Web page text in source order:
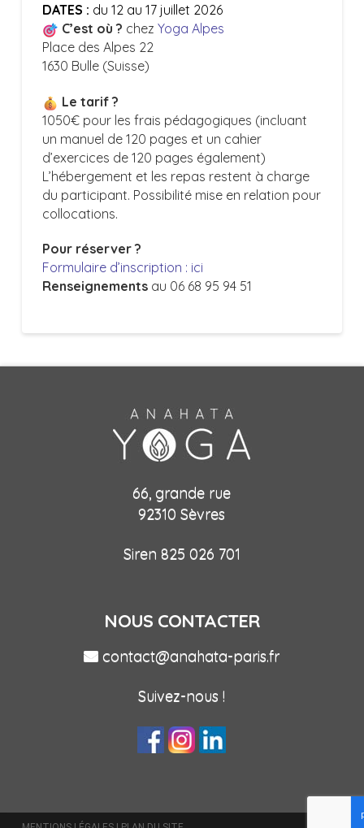
DATES : du 12 au 17 juillet 2026
C’est où ? chez Yoga Alpes
Place des Alpes 22
1630 Bulle (Suisse)
Le tarif ?
1050€ pour les frais pédagogiques (incluant
un manuel de 120 pages et un cahier
d’exercices de 120 pages également)
L’hébergement et les repas restent à charge
du participant. Possibilité mise en relation pour
collocations.
Pour réserver ?
Formulaire d’inscription : ici
Renseignementsau 06 68 95 94 51
66, grande rue
92310 Sèvres
Siren 825 026 701
NOUS CONTACTER
contact@anahata-paris.fr
Suivez-nous !